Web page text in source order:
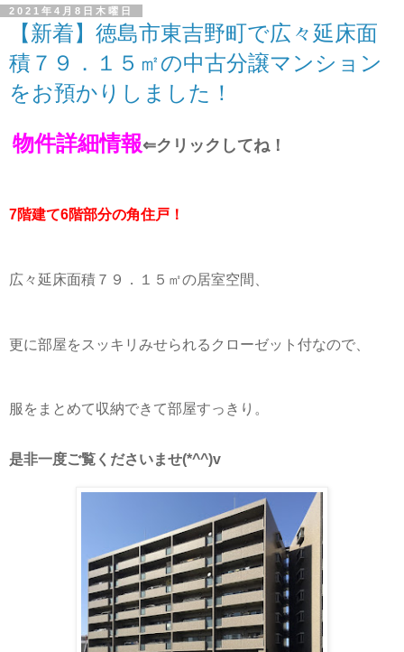
2021年4月8日木曜日
【新着】徳島市東吉野町で広々延床面
積７９．１５㎡の中古分譲マンション
をお預かりしました！
物件詳細情報⇐クリックしてね！
7階建て6階部分の角住戸！
広々延床面積７９．１５㎡の居室空間、
更に部屋をスッキリみせられるクローゼット付なので、
服をまとめて収納できて部屋すっきり。
是非一度ご覧くださいませ(*^^)v